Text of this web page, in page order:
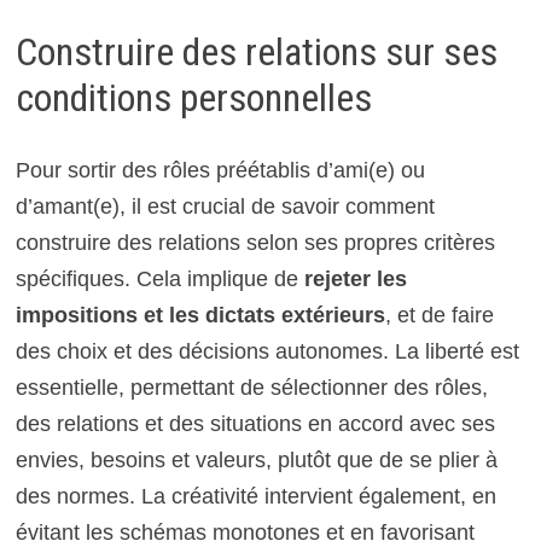
Construire des relations sur ses
conditions personnelles
Pour sortir des rôles préétablis d’ami(e) ou
d’amant(e), il est crucial de savoir comment
construire des relations selon ses propres critères
spécifiques. Cela implique de rejeter les
impositions et les dictats extérieurs, et de faire
des choix et des décisions autonomes. La liberté est
essentielle, permettant de sélectionner des rôles,
des relations et des situations en accord avec ses
envies, besoins et valeurs, plutôt que de se plier à
des normes. La créativité intervient également, en
évitant les schémas monotones et en favorisant